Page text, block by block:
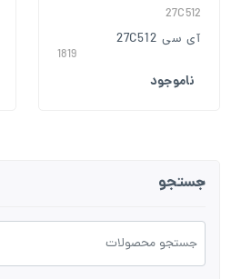
27C512
آی سی 27C512
1819
ناموجود
جستجو